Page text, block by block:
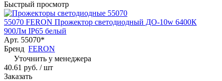
Быстрый просмотр
55070 FERON Прожектор светодиодный ДО-10w 6400К
900Лм IP65 белый
Арт. 55070*
Бренд FERON
Уточнить у менеджера
40.61 руб. / шт
Заказать